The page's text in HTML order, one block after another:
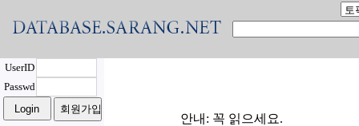
UserID
Passwd
안내: 꼭 읽으세요.